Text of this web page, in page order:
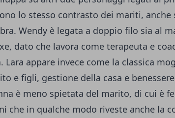
lo stesso contrasto dei mariti, anche
Wendy è legata a doppio filo sia al
dato che lavora come terapeuta e
Lara appare invece come la classica
e figli, gestione della casa e
è meno spietata del marito, di cui è
che in qualche modo riveste anche la